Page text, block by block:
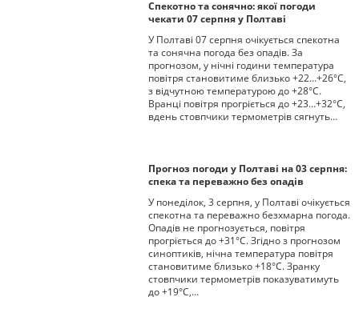
Спекотно та сонячно: якої погоди
чекати 07 серпня у Полтаві
У Полтаві 07 серпня очікується спекотна
та сонячна погода без опадів. За
прогнозом, у нічні години температура
повітря становитиме близько +22…+26°C,
з відчутною температурою до +28°C.
Вранці повітря прогріється до +23…+32°C,
вдень стовпчики термометрів сягнуть…
Прогноз погоди у Полтаві на 03 серпня:
спека та переважно без опадів
У понеділок, 3 серпня, у Полтаві очікується
спекотна та переважно безхмарна погода.
Опадів не прогнозується, повітря
прогріється до +31°С. Згідно з прогнозом
синоптиків, нічна температура повітря
становитиме близько +18°С. Зранку
стовпчики термометрів показуватимуть
до +19°С,…